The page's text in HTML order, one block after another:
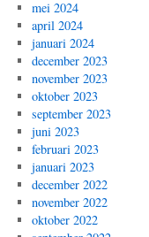
mei 2024
april 2024
januari 2024
december 2023
november 2023
oktober 2023
september 2023
juni 2023
februari 2023
januari 2023
december 2022
november 2022
oktober 2022